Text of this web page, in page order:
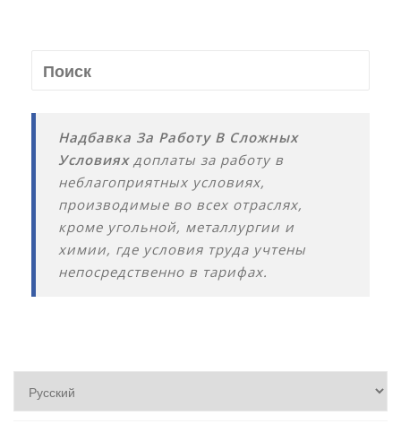
Надбавка За Работу В Сложных
Условияхдоплаты за работу в
неблагоприятных условиях,
производимые во всех отраслях,
кроме угольной, металлургии и
химии, где условия труда учтены
непосредственно в тарифах.